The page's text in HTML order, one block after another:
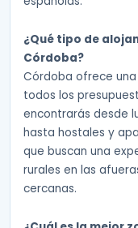
¿Qué tipo de
Córdoba?
Córdoba ofrece
todos los
encontrarás desde
hasta hostales y
que buscan una
rurales en las
cercanas.